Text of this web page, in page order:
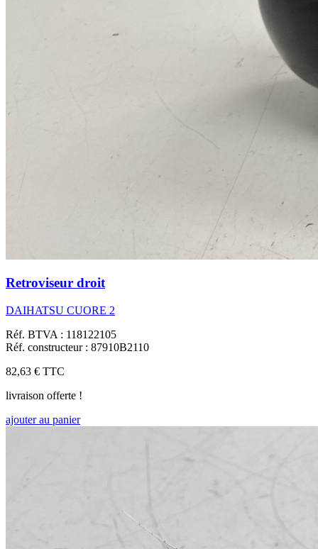
Retroviseur droit
DAIHATSU CUORE 2
Réf. BTVA : 118122105
Réf. constructeur : 87910B2110
82,63 € TTC
livraison offerte !
ajouter au panier